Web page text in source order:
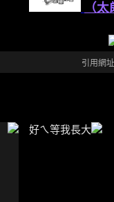
（
引用網
好ㄟ等我長大